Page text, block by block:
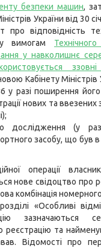
безпеки машин,
України від 30
відповідність
вимогам
у навколишнє
Кабінету Міністрів
разі поширення його
нових та ввезених
дослідження (у
засобу, що був в
операції
нове свідоцтво про
комбінація
«Особливі
зазначаються
та
Відомості про